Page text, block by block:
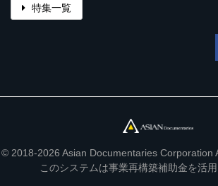
特集一覧
© 2018-2026 Asian Documentaries
このシステムは事業再構築補助金を活用